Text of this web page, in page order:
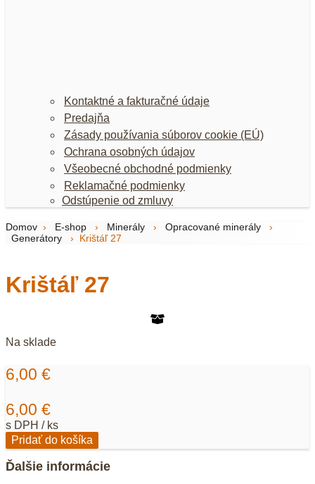
Kontaktné a fakturačné údaje
Predajňa
Zásady používania súborov cookie (EÚ)
Ochrana osobných údajov
Všeobecné obchodné podmienky
Reklamačné podmienky
Odstúpenie od zmluvy
Domov › E-shop › Minerály › Opracované minerály
›
Generátory
› Krištáľ 27
Krištáľ 27
Na sklade
6,00 €
6,00 €
s DPH / ks
množstvo
Krištáľ
27
Pridať do košíka
Ďalšie informácie